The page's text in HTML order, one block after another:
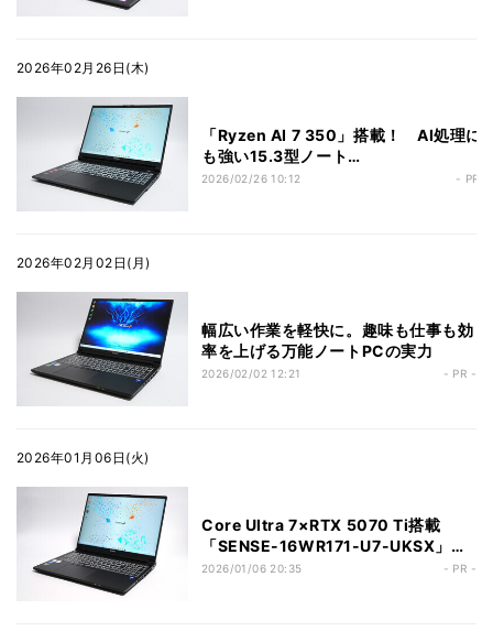
2026年02月26日(木)
「Ryzen AI 7 350」搭載！ AI処理に
も強い15.3型ノート
「SOLUTION‑15FHA21‑R7A‑UCPX」
2026/02/26 10:12 - PR -
2026年02月02日(月)
幅広い作業を軽快に。趣味も仕事も効
率を上げる万能ノートPCの実力
2026/02/02 12:21 - PR -
2026年01月06日(火)
Core Ultra 7×RTX 5070 Ti搭載
「SENSE-16WR171-U7-UKSX」の
実力を検証！
2026/01/06 20:35 - PR -